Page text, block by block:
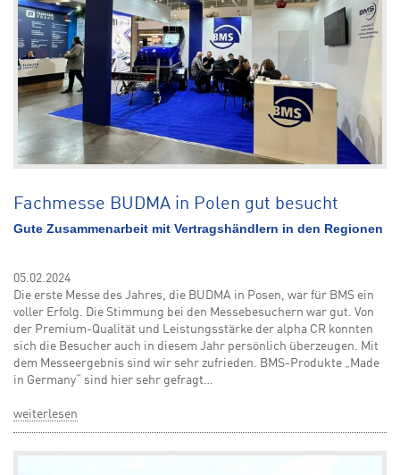
Fachmesse BUDMA in Polen gut besucht
Gute Zusammenarbeit mit Vertragshändlern in den Regionen
05.02.2024
Die erste Messe des Jahres, die BUDMA in Posen, war für BMS ein
voller Erfolg. Die Stimmung bei den Messebesuchern war gut. Von
der Premium-Qualität und Leistungsstärke der alpha CR konnten
sich die Besucher auch in diesem Jahr persönlich überzeugen. Mit
dem Messeergebnis sind wir sehr zufrieden. BMS-Produkte „Made
in Germany“ sind hier sehr gefragt…
weiterlesen